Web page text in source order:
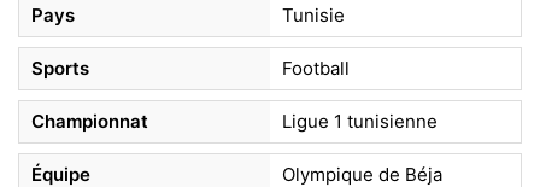
Pays Tunisie
Sports Football
Championnat Ligue 1 tunisienne
Équipe Olympique de Béja